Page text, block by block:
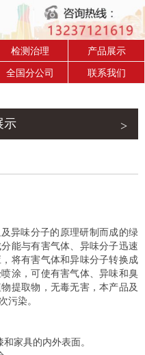
检测治理
产品展示
全国分公司 联系我们
示
异味分子的原理研制而成的绿
能与有害气体、异味分子迅速
将有害气体和异味分子转换成
涂，可使有害气体、异味和臭
提取物，无毒无害，本产品及
污染。
家具的内外表面。